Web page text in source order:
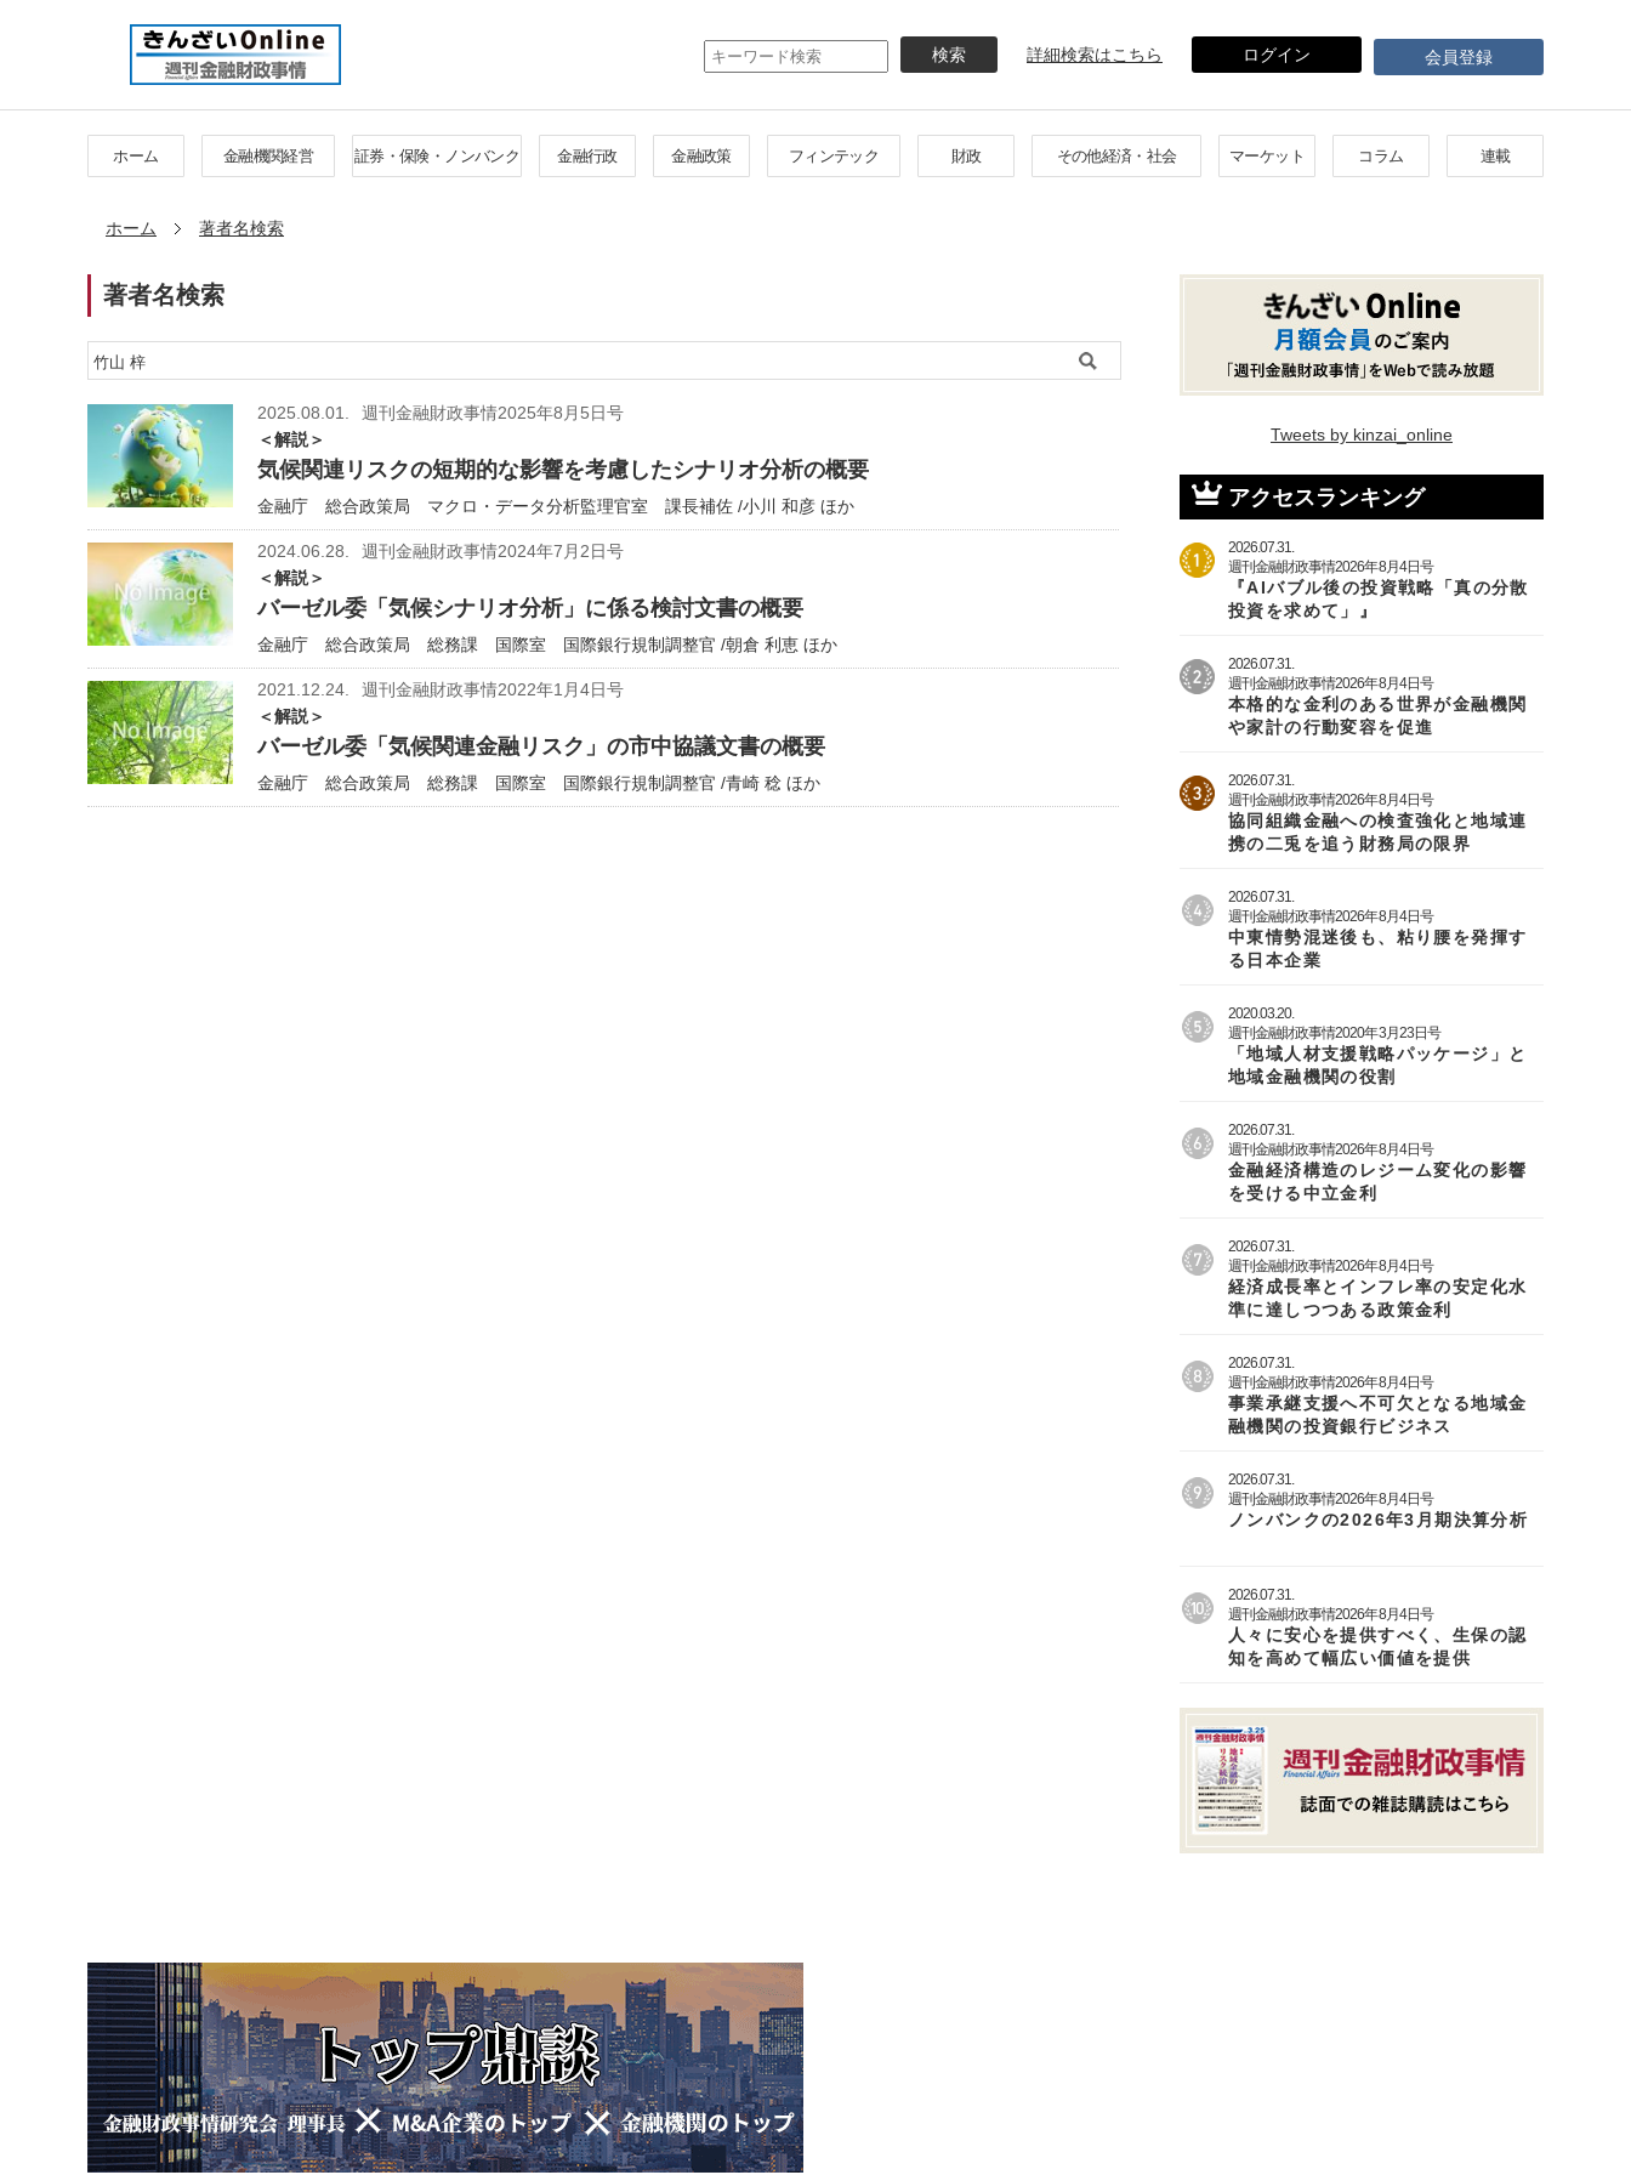
イ
ン
テ
ン
詳細検索はこちら ログイン 会員登録
ホーム 金融機関経営 証券・保険・ノンバンク 金融行政 金融政策 フィンテック 財政 その他経済・社会 マーケット コラム 連載
ホーム 著者名検索
著者名検索
2025.08.01.
週刊金融財政事情2025年8月5日号
＜解説＞
気候関連リスクの短期的な影響を考慮したシナリオ分析の概要
金融庁 総合政策局 マクロ・データ分析監理官室 課長補佐 /小川 和彦 ほか
2024.06.28.
週刊金融財政事情2024年7月2日号
＜解説＞
バーゼル委「気候シナリオ分析」に係る検討文書の概要
金融庁 総合政策局 総務課 国際室 国際銀行規制調整官 /朝倉 利恵 ほか
2021.12.24.
週刊金融財政事情2022年1月4日号
＜解説＞
バーゼル委「気候関連金融リスク」の市中協議文書の概要
金融庁 総合政策局 総務課 国際室 国際銀行規制調整官 /青崎 稔 ほか
Tweets by kinzai_online
アクセスランキング
2026.07.31.
週刊金融財政事情2026年8月4日号
『AIバブル後の投資戦略「真の分散
投資を求めて」』
2026.07.31.
週刊金融財政事情2026年8月4日号
本格的な金利のある世界が金融機関
や家計の行動変容を促進
2026.07.31.
週刊金融財政事情2026年8月4日号
協同組織金融への検査強化と地域連
携の二兎を追う財務局の限界
2026.07.31.
週刊金融財政事情2026年8月4日号
中東情勢混迷後も、粘り腰を発揮す
る日本企業
2020.03.20.
週刊金融財政事情2020年3月23日号
「地域人材支援戦略パッケージ」と
地域金融機関の役割
2026.07.31.
週刊金融財政事情2026年8月4日号
金融経済構造のレジーム変化の影響
を受ける中立金利
2026.07.31.
週刊金融財政事情2026年8月4日号
経済成長率とインフレ率の安定化水
準に達しつつある政策金利
2026.07.31.
週刊金融財政事情2026年8月4日号
事業承継支援へ不可欠となる地域金
融機関の投資銀行ビジネス
2026.07.31.
週刊金融財政事情2026年8月4日号
ノンバンクの2026年3月期決算分析
2026.07.31.
週刊金融財政事情2026年8月4日号
人々に安心を提供すべく、生保の認
知を高めて幅広い価値を提供